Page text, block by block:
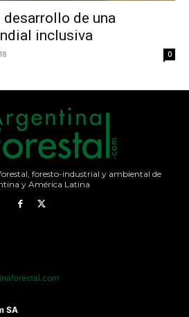
desarrollo de una
inclusiva
0
foresto-industrial y ambiental de
y América Latina
SA